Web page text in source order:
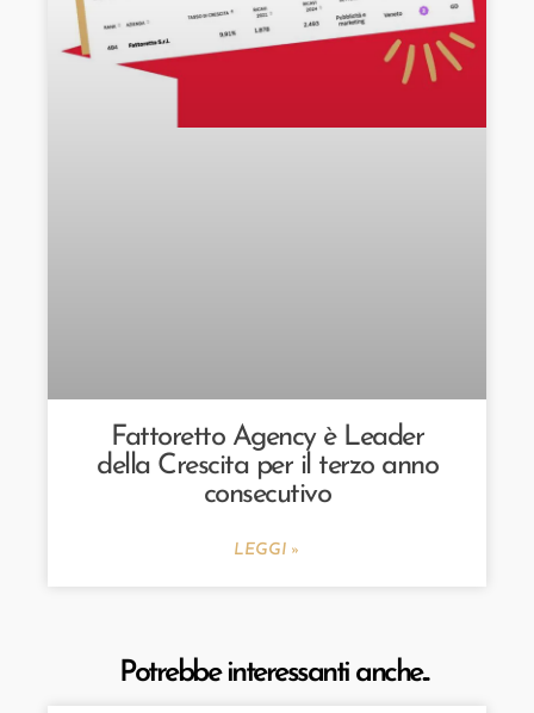
Fattoretto Agency è Leader
della Crescita per il terzo anno
consecutivo
LEGGI »
Potrebbe interessanti anche...